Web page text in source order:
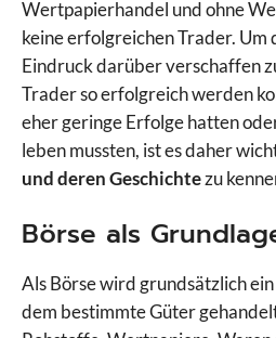
Wertpapierhandel und ohne
keine erfolgreichen Trader. Um
Eindruck darüber verschaffen
Trader so erfolgreich werden
eher geringe Erfolge hatten
leben mussten, ist es daher
und deren Geschichtezu
Börse als
Als Börse wird grundsätzlich
dem bestimmte Güter